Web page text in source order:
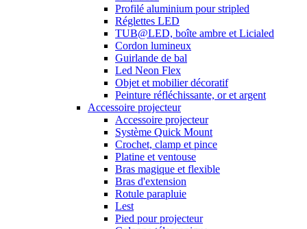
Profilé aluminium pour stripled
Réglettes LED
TUB@LED, boîte ambre et Licialed
Cordon lumineux
Guirlande de bal
Led Neon Flex
Objet et mobilier décoratif
Peinture réfléchissante, or et argent
Accessoire projecteur
Accessoire projecteur
Système Quick Mount
Crochet, clamp et pince
Platine et ventouse
Bras magique et flexible
Bras d'extension
Rotule parapluie
Lest
Pied pour projecteur